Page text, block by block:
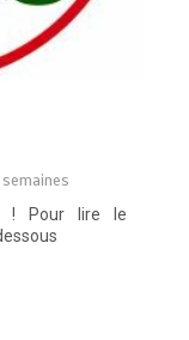
! Pour lire le